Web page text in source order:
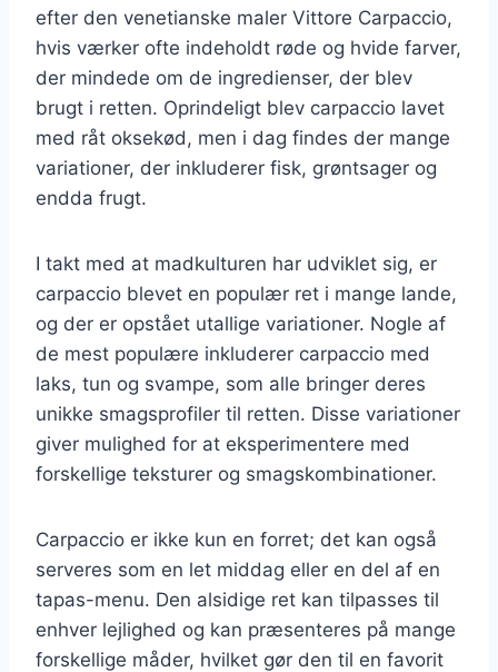
efter den venetianske maler Vittore Carpaccio,
hvis værker ofte indeholdt røde og hvide farver,
der mindede om de ingredienser, der blev
brugt i retten. Oprindeligt blev carpaccio lavet
med råt oksekød, men i dag findes der mange
variationer, der inkluderer fisk, grøntsager og
endda frugt.
I takt med at madkulturen har udviklet sig, er
carpaccio blevet en populær ret i mange lande,
og der er opstået utallige variationer. Nogle af
de mest populære inkluderer carpaccio med
laks, tun og svampe, som alle bringer deres
unikke smagsprofiler til retten. Disse variationer
giver mulighed for at eksperimentere med
forskellige teksturer og smagskombinationer.
Carpaccio er ikke kun en forret; det kan også
serveres som en let middag eller en del af en
tapas-menu. Den alsidige ret kan tilpasses til
enhver lejlighed og kan præsenteres på mange
forskellige måder, hvilket gør den til en favorit